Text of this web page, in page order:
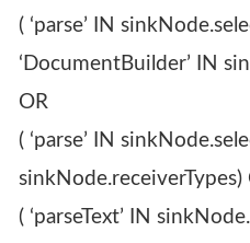
( ‘parse’ IN
‘DocumentBuilder’ IN
OR
( ‘parse’ IN
sinkNode.receiverTypes)
( ‘parseText’ IN